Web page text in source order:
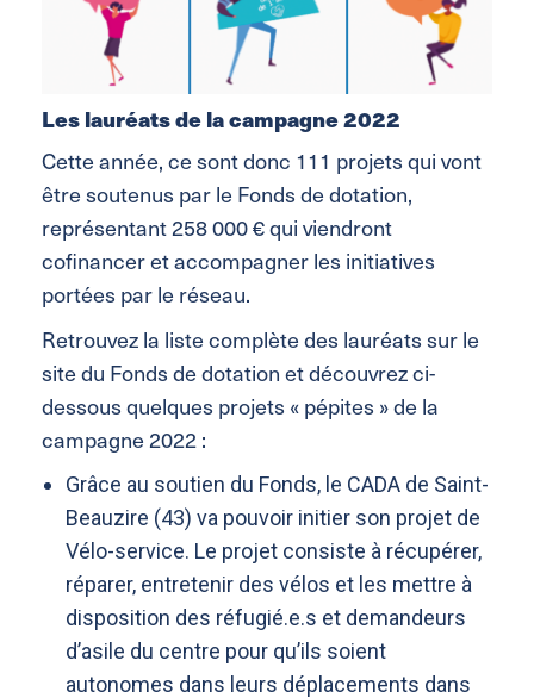
Les lauréats de la campagne 2022
Cette année, ce sont donc 111 projets qui vont
être soutenus par le Fonds de dotation,
représentant 258 000 € qui viendront
cofinancer et accompagner les initiatives
portées par le réseau.
Retrouvez la liste complète des lauréats sur le
site du Fonds de dotation et découvrez ci-
dessous quelques projets « pépites » de la
campagne 2022 :
Grâce au soutien du Fonds, le CADA de Saint-
Beauzire (43) va pouvoir initier son projet de
Vélo-service. Le projet consiste à récupérer,
réparer, entretenir des vélos et les mettre à
disposition des réfugié.e.s et demandeurs
d’asile du centre pour qu’ils soient
autonomes dans leurs déplacements dans